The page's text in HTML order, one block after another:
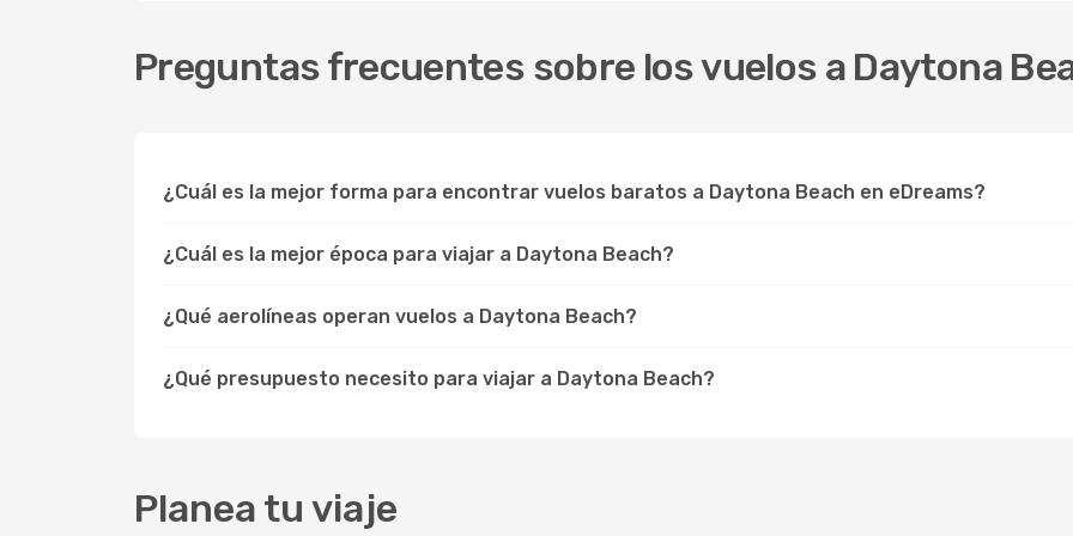
Preguntas frecuentes sobre los vuelos a Daytona
¿Cuál es la mejor forma para encontrar vuelos baratos a Daytona Beach en eDreams?
¿Cuál es la mejor época para viajar a Daytona Beach?
¿Qué aerolíneas operan vuelos a Daytona Beach?
¿Qué presupuesto necesito para viajar a Daytona Beach?
Planea tu viaje